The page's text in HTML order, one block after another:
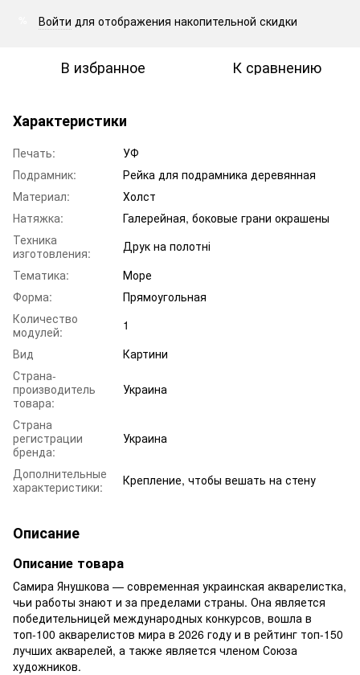
Войти для отображения накопительной скидки
В избранное К сравнению
Характеристики
Печать:
УФ
Подрамник:
Рейка для подрамника деревянная
Материал:
Холст
Натяжка:
Галерейная, боковые грани окрашены
Техника
изготовления:
Друк на полотні
Тематика:
Море
Форма:
Прямоугольная
Количество
модулей:
1
Вид
Картини
Страна-
производитель
товара:
Украина
Страна
регистрации
бренда:
Украина
Дополнительные
характеристики:
Крепление, чтобы вешать на стену
Описание
Описание товара
Самира Янушкова — современная украинская акварелистка,
чьи работы знают и за пределами страны. Она является
победительницей международных конкурсов, вошла в
топ-100 акварелистов мира в 2026 году и в рейтинг топ-150
лучших акварелей, а также является членом Союза
художников.